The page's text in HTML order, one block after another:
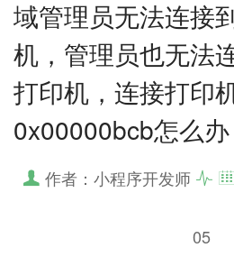
域管理员无法连接
机，管理员也无法
打印机，连接打印
0x00000bcb怎么办
作者：小程序开发师
05